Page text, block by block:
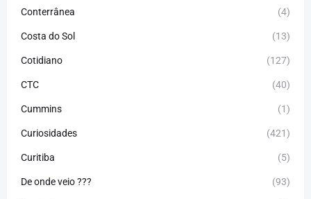
Conterrânea (4)
Costa do Sol (13)
Cotidiano (127)
CTC (40)
Cummins (1)
Curiosidades (421)
Curitiba (5)
De onde veio ??? (93)